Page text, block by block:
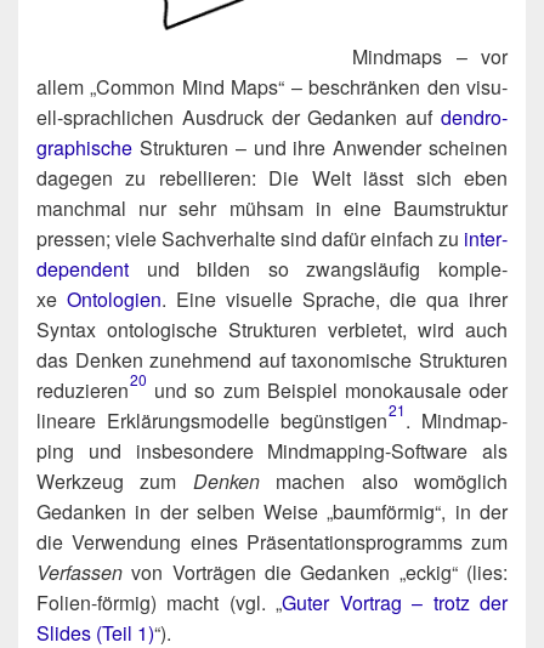
Mind­maps – vor
allem „Com­mon Mind Maps“ – beschrän­ken den visu­
ell-sprach­li­chen Aus­druck der Gedan­ken auf den­dro­
gra­phi­sche Struk­tu­ren – und ihre Anwen­der schei­nen
dage­gen zu rebel­lie­ren: Die Welt lässt sich eben
manch­mal nur sehr müh­sam in eine Baum­struk­tur
pres­sen; vie­le Sach­ver­hal­te sind dafür ein­fach zu inter­
de­pen­dent und bil­den so zwangs­läu­fig kom­ple­
xe Onto­lo­gien. Eine visu­el­le Spra­che, die qua ihrer
Syn­tax onto­lo­gi­sche Struk­tu­ren ver­bie­tet, wird auch
das Den­ken zuneh­mend auf taxo­no­mi­sche Struk­tu­ren
reduzieren​20 und so zum Bei­spiel mono­kau­sa­le oder
linea­re Erklä­rungs­mo­del­le begünstigen​21. Mind­map­
ping und ins­be­son­de­re Mind­map­ping-Soft­ware als
Werk­zeug zum Den­kenmachen also womög­lich
Gedan­ken in der sel­ben Wei­se „baum­för­mig“, in der
die Ver­wen­dung eines Prä­sen­ta­ti­ons­pro­gramms zum
Ver­fas­sen von Vor­trä­gen die Gedan­ken „eckig“ (lies:
Foli­en-för­mig) macht (vgl. „Guter Vor­trag – trotz der
Slides (Teil 1)“).